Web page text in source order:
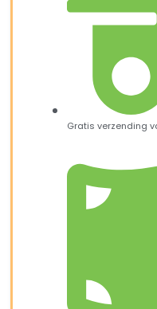
Gratis verzending